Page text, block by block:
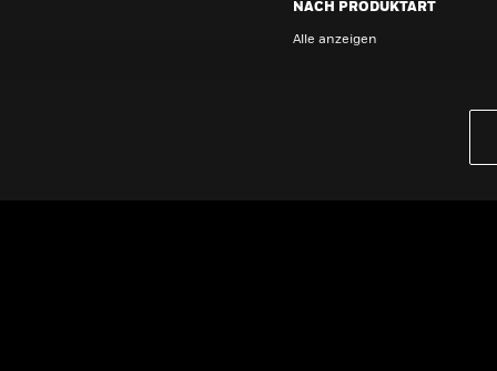
NACH PRODUKTART
Alle anzeigen